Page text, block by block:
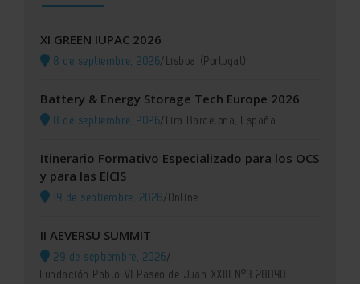
XI GREEN IUPAC 2026
8 de septiembre, 2026/ Lisboa (Portugal)
Battery & Energy Storage Tech Europe 2026
8 de septiembre, 2026/ Fira Barcelona, España
Itinerario Formativo Especializado para los OCS
y para las EICIS
14 de septiembre, 2026/Online
II AEVERSU SUMMIT
29 de septiembre, 2026/
Fundación Pablo VI Paseo de Juan XXIII Nº3 28040